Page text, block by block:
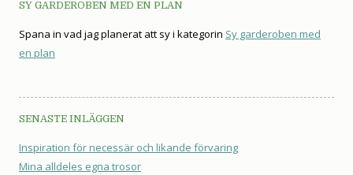
SY GARDEROBEN MED EN PLAN
Spana in vad jag planerat att sy i kategorin Sy garderoben med
en plan
SENASTE INLÄGGEN
Inspiration för necessär och likande förvaring
Mina alldeles egna trosor